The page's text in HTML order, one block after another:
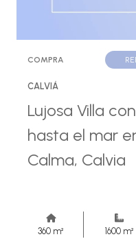
COMPRA
CALVIÁ
Lujosa Villa
hasta el mar
Calma, Calvia
360 m² 1600 m²